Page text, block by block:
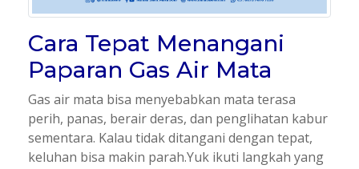
Cara Tepat Menangani
Paparan Gas Air Mata
Gas air mata bisa menyebabkan mata terasa
perih, panas, berair deras, dan penglihatan kabur
sementara. Kalau tidak ditangani dengan tepat,
keluhan bisa makin parah.Yuk ikuti langkah yang